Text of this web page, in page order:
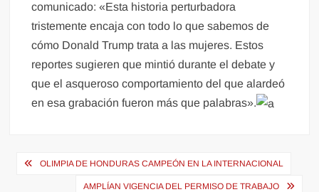
comunicado: «Esta historia perturbadora
tristemente encaja con todo lo que sabemos de
cómo Donald Trump trata a las mujeres. Estos
reportes sugieren que mintió durante el debate y
que el asqueroso comportamiento del que alardeó
en esa grabación fueron más que palabras».
Navegación
OLIMPIA DE HONDURAS CAMPEÓN EN LA INTERNACIONAL
AMPLÍAN VIGENCIA DEL PERMISO DE TRABAJO